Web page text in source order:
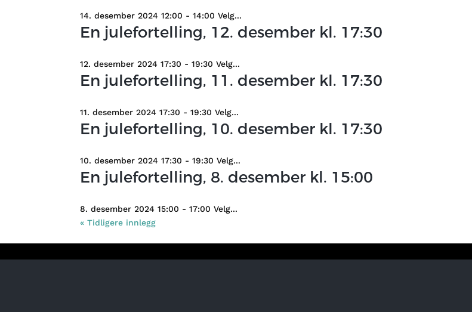
14. desember 2024 12:00 - 14:00 Velg...
En julefortelling, 12. desember kl. 17:30
12. desember 2024 17:30 - 19:30 Velg...
En julefortelling, 11. desember kl. 17:30
11. desember 2024 17:30 - 19:30 Velg...
En julefortelling, 10. desember kl. 17:30
10. desember 2024 17:30 - 19:30 Velg...
En julefortelling, 8. desember kl. 15:00
8. desember 2024 15:00 - 17:00 Velg...
« Tidligere innlegg